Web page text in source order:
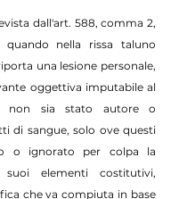
dall'art. 588, comma 2,
nella rissa taluno
una lesione personale,
oggettiva imputabile al
non sia stato autore o
di sangue, solo ove questi
o ignorato per colpa la
suoi elementi costitutivi,
che va compiuta in base